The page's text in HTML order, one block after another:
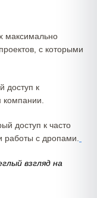
максимально
с которыми
доступ к
доступ к часто
работы с дропами.
взгляд на